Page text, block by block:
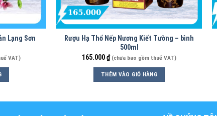
Lạng Sơn
VAT)
Rượu Hạ Thổ Nếp Nương Kiết Tường – bình
500ml
165.000₫ (chưa bao gồm thuế VAT)
THÊM VÀO GIỎ HÀNG